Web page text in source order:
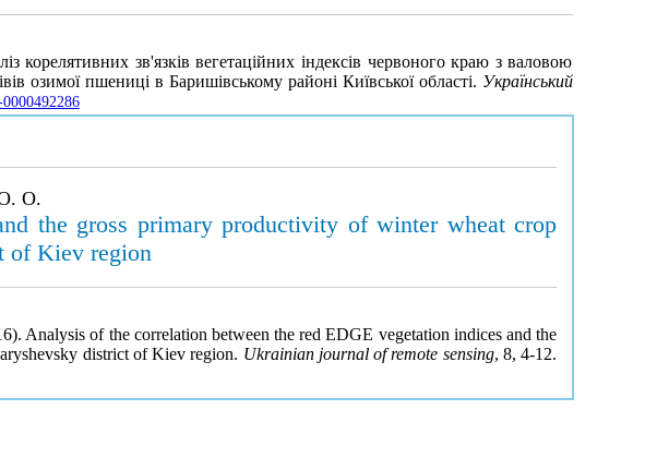
зв'язків вегетаційних індексів червоного краю з валовою
озимої пшениці в Баришівському районі Київської області. Український
O.
the gross primary productivity of winter wheat crop
of Kiev region
of the correlation between the red EDGE vegetation indices and the
district of Kiev region. Ukrainian journal of remote sensing, 8, 4-12.